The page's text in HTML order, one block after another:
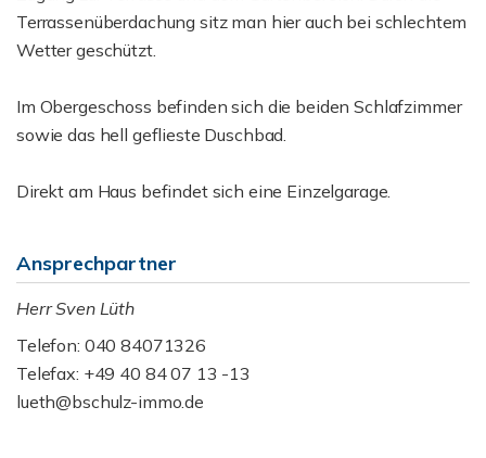
Terrassenüberdachung sitz man hier auch bei schlechtem
Wetter geschützt.
Im Obergeschoss befinden sich die beiden Schlafzimmer
sowie das hell geflieste Duschbad.
Direkt am Haus befindet sich eine Einzelgarage.
Ansprechpartner
Herr Sven Lüth
Telefon: 040 84071326
Telefax: +49 40 84 07 13 -13
lueth@bschulz-immo.de